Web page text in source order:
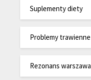
Suplementy diety
Problemy trawienne
Rezonans warszawa